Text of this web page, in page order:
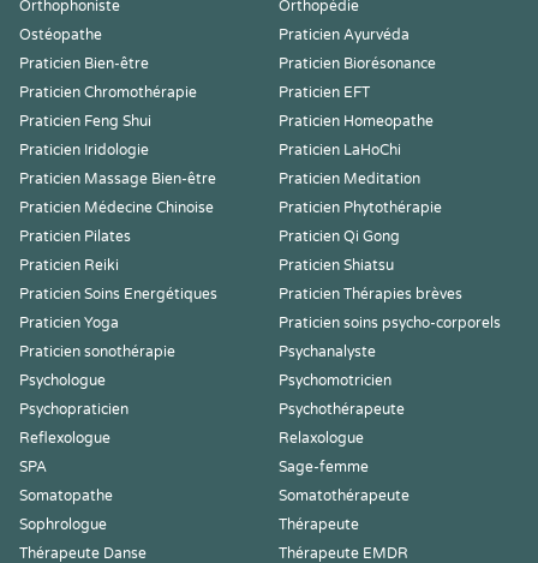
Orthophoniste
Orthopédie
Ostéopathe
Praticien Ayurvéda
Praticien Bien-être
Praticien Biorésonance
Praticien Chromothérapie
Praticien EFT
Praticien Feng Shui
Praticien Homeopathe
Praticien Iridologie
Praticien LaHoChi
Praticien Massage Bien-être
Praticien Meditation
Praticien Médecine Chinoise
Praticien Phytothérapie
Praticien Pilates
Praticien Qi Gong
Praticien Reiki
Praticien Shiatsu
Praticien Soins Energétiques
Praticien Thérapies brèves
Praticien Yoga
Praticien soins psycho-corporels
Praticien sonothérapie
Psychanalyste
Psychologue
Psychomotricien
Psychopraticien
Psychothérapeute
Reflexologue
Relaxologue
SPA
Sage-femme
Somatopathe
Somatothérapeute
Sophrologue
Thérapeute
Thérapeute Danse
Thérapeute EMDR